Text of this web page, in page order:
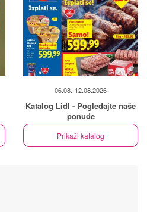
06.08.-12.08.2026
Katalog Lidl - Pogledajte naše
ponude
Prikaži katalog